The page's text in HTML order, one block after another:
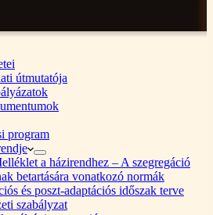
útmutatója
program
a házirendhez – A szegregáció
betartására vonatkozó normák
és poszt-adaptációs időszak terve
szabályzat